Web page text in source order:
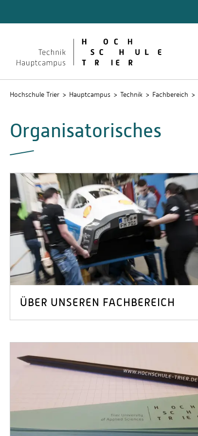
Hochschule Trier Hauptcampus Technik Fachbereich
Organisatorisches
ÜBER UNSEREN FACHBEREICH